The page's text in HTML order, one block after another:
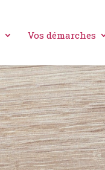
Vos démarches